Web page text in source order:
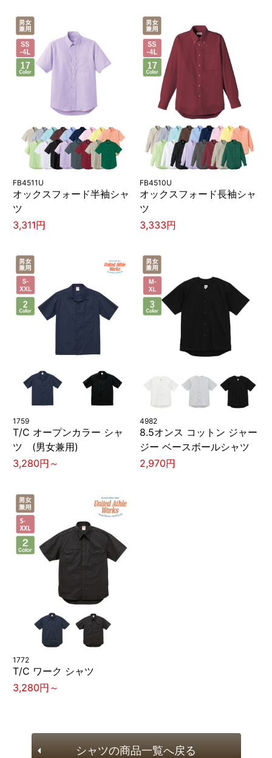
FB4511U
オックスフォード半袖シャ
ツ
3,311円
FB4510U
オックスフォード長袖シャ
ツ
3,333円
1759
T/C オープンカラー シャ
ツ (男女兼用)
3,280円～
4982
8.5オンス コットン ジャー
ジー ベースボールシャツ
2,970円
1772
T/C ワーク シャツ
3,280円～
シャツの商品一覧へ戻る